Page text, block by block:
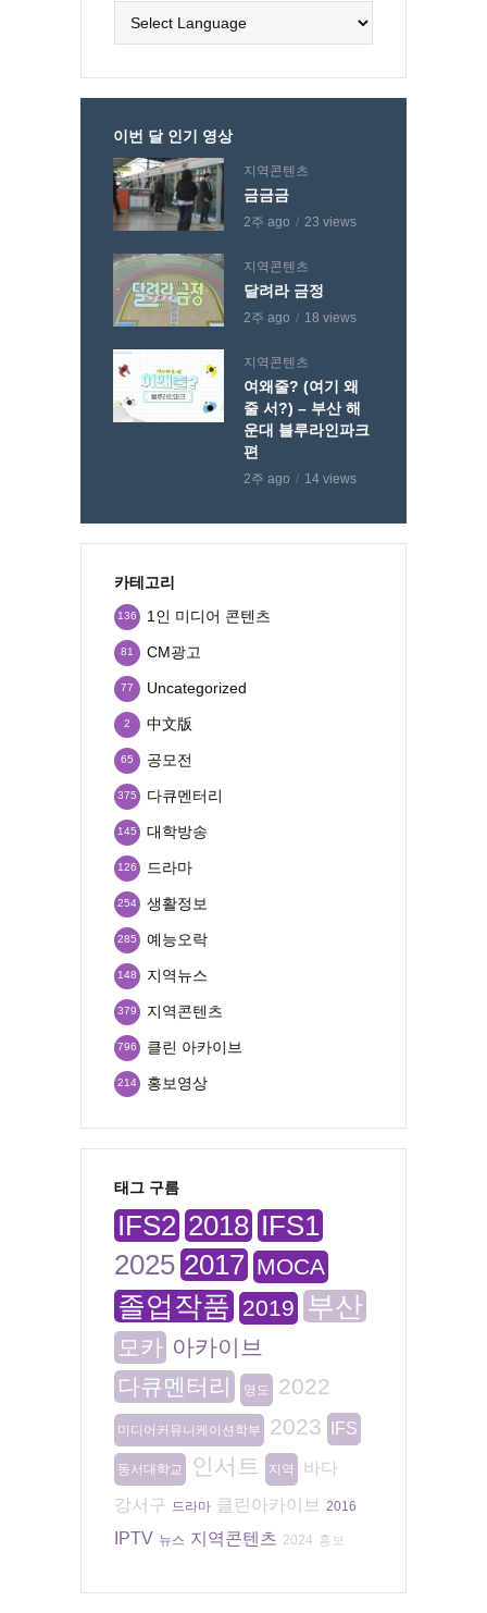
이번 달 인기 영상
지역콘텐츠
금금금
2주 ago 23 views
지역콘텐츠
달려라 금정
2주 ago 18 views
지역콘텐츠
여왜줄? (여기 왜
줄 서?) – 부산 해
운대 블루라인파크
편
2주 ago 14 views
카테고리
1인 미디어 콘텐츠
136
CM광고
81
Uncategorized
77
中文版
2
공모전
65
다큐멘터리
375
대학방송
145
드라마
126
생활정보
254
예능오락
285
지역뉴스
148
지역콘텐츠
379
클린 아카이브
796
홍보영상
214
태그 구름
IFS2 2018 IFS1
2025 2017 MOCA
졸업작품 2019 부산
모카 아카이브
다큐멘터리
영도 2022
미디어커뮤니케이션학부 2023 IFS
동서대학교 인서트 지역
바다
강서구 드라마 클린아카이브 2016
IPTV 뉴스 지역콘텐츠 2024 홍보